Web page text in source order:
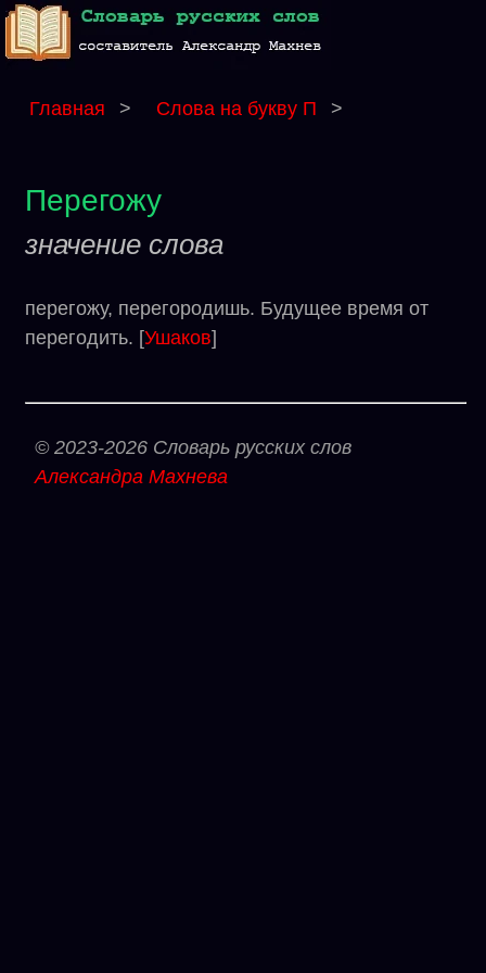
Главная > Слова на букву П >
Перегожу
значение слова
перегожу, перегородишь. Будущее время от
перегодить. [Ушаков]
© 2023-2026 Словарь русских слов
Александра Махнева